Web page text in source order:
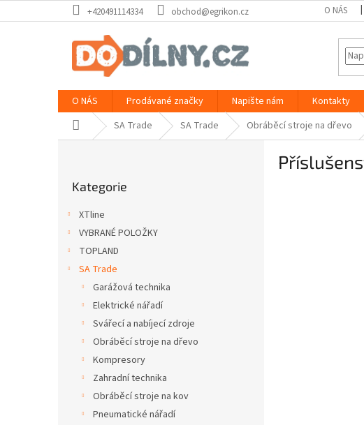
na
+420491114334 obchod@egrikon.cz O NÁS
O NÁS Prodávané značky Napište nám Kontakty
Domů SA Trade SA Trade Obráběcí stroje na dřevo
kategorie
Kategorie
XTline
VYBRANÉ POLOŽKY
TOPLAND
SA Trade
Garážová technika
Elektrické nářadí
Svářecí a nabíjecí zdroje
Obráběcí stroje na dřevo
Kompresory
Zahradní technika
Obráběcí stroje na kov
Pneumatické nářadí